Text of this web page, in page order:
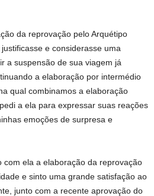
da reprovação pelo Arquétipo
e considerasse uma
a suspensão de sua viagem já
a elaboração por intermédio
qual combinamos a elaboração
a ela para expressar suas reações
emoções de surpresa e
com ela a elaboração da reprovação
e sinto uma grande satisfação ao
junto com a recente aprovação do